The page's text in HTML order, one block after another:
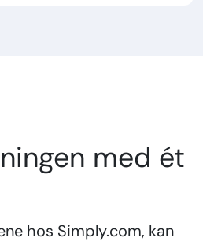
med ét
hos Simply.com, kan